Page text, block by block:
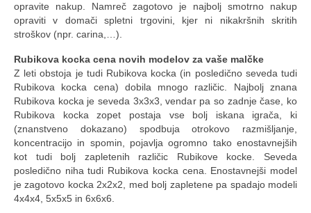
opravite nakup. Namreč zagotovo je najbolj smotrno nakup
opraviti v domači spletni trgovini, kjer ni nikakršnih skritih
stroškov (npr. carina,…).
Rubikova kocka cena novih modelov za vaše malčke
Z leti obstoja je tudi Rubikova kocka (in posledično seveda tudi
Rubikova kocka cena) dobila mnogo različic. Najbolj znana
Rubikova kocka je seveda 3x3x3, vendar pa so zadnje čase, ko
Rubikova kocka zopet postaja vse bolj iskana igrača, ki
(znanstveno dokazano) spodbuja otrokovo razmišljanje,
koncentracijo in spomin, pojavlja ogromno tako enostavnejših
kot tudi bolj zapletenih različic Rubikove kocke. Seveda
posledično niha tudi Rubikova kocka cena. Enostavnejši model
je zagotovo kocka 2x2x2, med bolj zapletene pa spadajo modeli
4x4x4, 5x5x5 in 6x6x6.